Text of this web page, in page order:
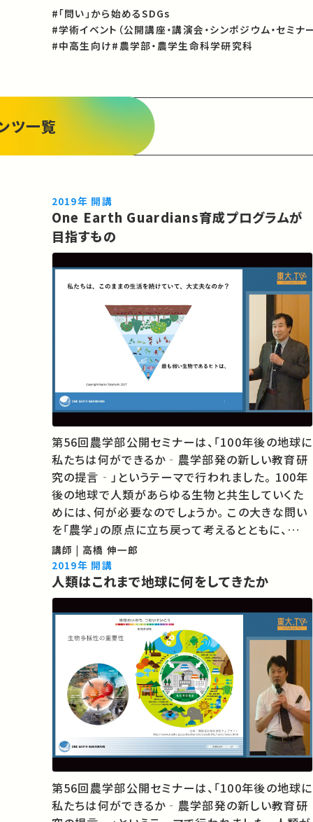
#「問い」から始めるSDGs
#学術イベント（公開講座・講演会・シンポジウム・セミナ
#中高生向け#農学部・農学生命科学研究科
ツ一覧
2019年 開講
One Earth Guardians育成プログラムが
目指すもの
第56回農学部公開セミナーは、「100年後の地球に
私たちは何ができるか‐農学部発の新しい教育研
究の提言‐」というテーマで行われました。 100年
後の地球で人類があらゆる生物と共生していくた
めには、何が必要なのでしょうか。 この大きな問い
を「農学」の原点に立ち戻って考えるとともに、
「One Earth Guardians育成プログラム」を紹介
します。 ★過去の農学部公開セミナー （東京大学
農学部のサイトが開きます） …
講師 | 高橋 伸一郎
2019年 開講
人類はこれまで地球に何をしてきたか
第56回農学部公開セミナーは、「100年後の地球に
私たちは何ができるか‐農学部発の新しい教育研